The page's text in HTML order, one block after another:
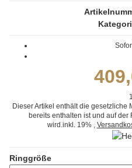
1
Dieser Artikel enthält die gesetzliche
bereits enthalten ist und auf
wird.inkl. 19%,
Ringgröße